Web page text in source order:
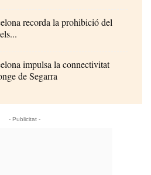
recorda la prohibició del
impulsa la connectivitat
de Segarra
- Publicitat -